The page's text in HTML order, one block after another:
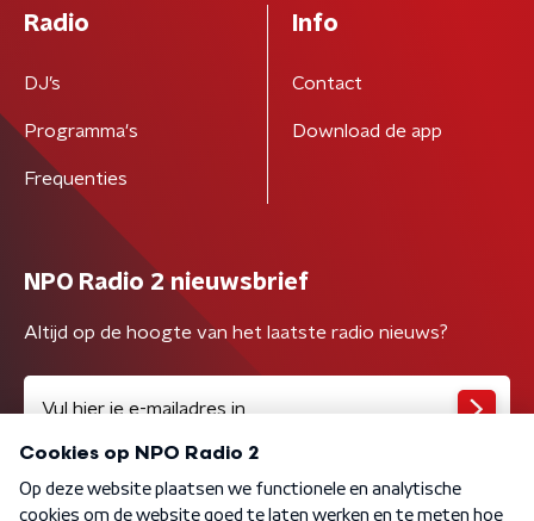
Radio
DJ’s
Programma's
Frequenties
Info
Contact
Download de app
NPO Radio 2 nieuwsbrief
Altijd op de hoogte van het laatste radio nieuws?